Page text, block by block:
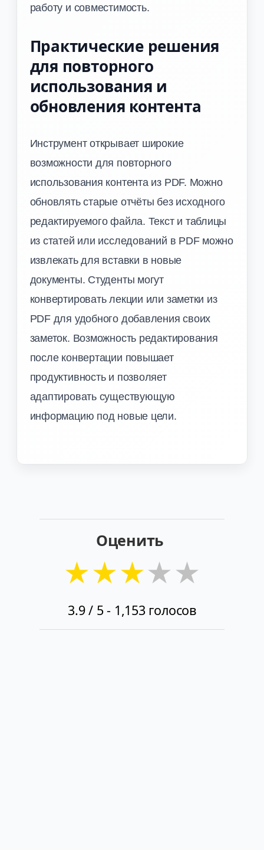
работу и совместимость.
Практические решения
для повторного
использования и
обновления контента
Инструмент открывает широкие
возможности для повторного
использования контента из PDF. Можно
обновлять старые отчёты без исходного
редактируемого файла. Текст и таблицы
из статей или исследований в PDF можно
извлекать для вставки в новые
документы. Студенты могут
конвертировать лекции или заметки из
PDF для удобного добавления своих
заметок. Возможность редактирования
после конвертации повышает
продуктивность и позволяет
адаптировать существующую
информацию под новые цели.
Оценить
★★★★★
3.9/ 5 - 1,153 голосов